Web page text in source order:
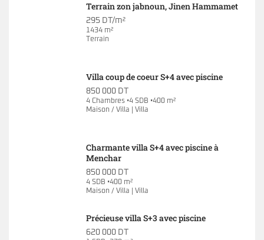
Terrain zon jabnoun, Jinen Hammamet
295 DT/m²
1434 m²
Terrain
Villa coup de coeur S+4 avec piscine
850 000 DT
4 Chambres •4 SDB •400 m²
Maison / Villa | Villa
Charmante villa S+4 avec piscine à
Menchar
850 000 DT
4 SDB •400 m²
Maison / Villa | Villa
Précieuse villa S+3 avec piscine
620 000 DT